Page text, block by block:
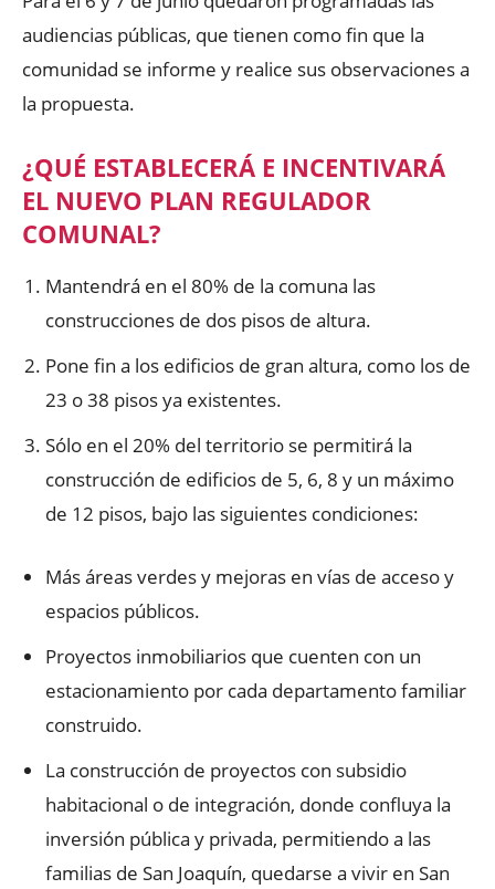
audiencias públicas, que tienen como fin que la
comunidad se informe y realice sus observaciones a
la propuesta.
¿QUÉ ESTABLECERÁ E INCENTIVARÁ
EL NUEVO PLAN REGULADOR
COMUNAL?
Mantendrá en el 80% de la comuna las
construcciones de dos pisos de altura.
Pone fin a los edificios de gran altura, como los de
23 o 38 pisos ya existentes.
Sólo en el 20% del territorio se permitirá la
construcción de edificios de 5, 6, 8 y un máximo
de 12 pisos, bajo las siguientes condiciones:
Más áreas verdes y mejoras en vías de acceso y
espacios públicos.
Proyectos inmobiliarios que cuenten con un
estacionamiento por cada departamento familiar
construido.
La construcción de proyectos con subsidio
habitacional o de integración, donde confluya la
inversión pública y privada, permitiendo a las
familias de San Joaquín, quedarse a vivir en San